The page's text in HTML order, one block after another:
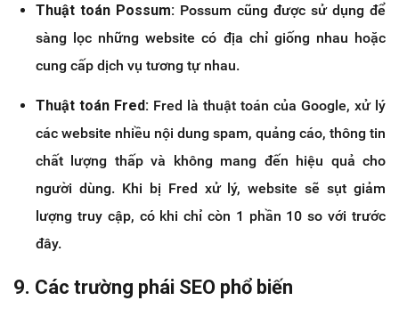
Thuật toán Possum: Possum cũng được sử dụng để
sàng lọc những website có địa chỉ giống nhau hoặc
cung cấp dịch vụ tương tự nhau.
Thuật toán Fred: Fred là thuật toán của Google, xử lý
các website nhiều nội dung spam, quảng cáo, thông tin
chất lượng thấp và không mang đến hiệu quả cho
người dùng. Khi bị Fred xử lý, website sẽ sụt giảm
lượng truy cập, có khi chỉ còn 1 phần 10 so với trước
đây.
9. Các trường phái SEO phổ biến